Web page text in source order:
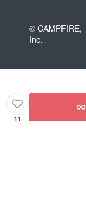
© CAMPFIRE,
Inc.
11